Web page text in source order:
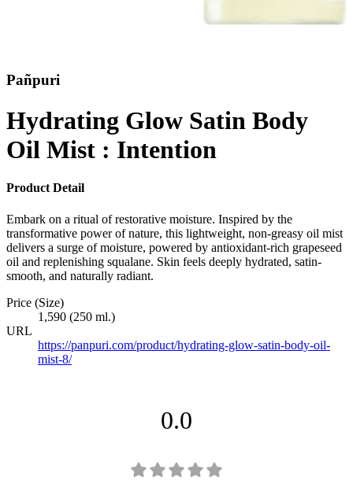
Pañpuri
Hydrating Glow Satin Body
Oil Mist : Intention
Product Detail
Embark on a ritual of restorative moisture. Inspired by the
transformative power of nature, this lightweight, non-greasy oil mist
delivers a surge of moisture, powered by antioxidant-rich grapeseed
oil and replenishing squalane. Skin feels deeply hydrated, satin-
smooth, and naturally radiant.
Price (Size)
1,590 (250 ml.)
URL
https://panpuri.com/product/hydrating-glow-satin-body-oil-
mist-8/
0.0